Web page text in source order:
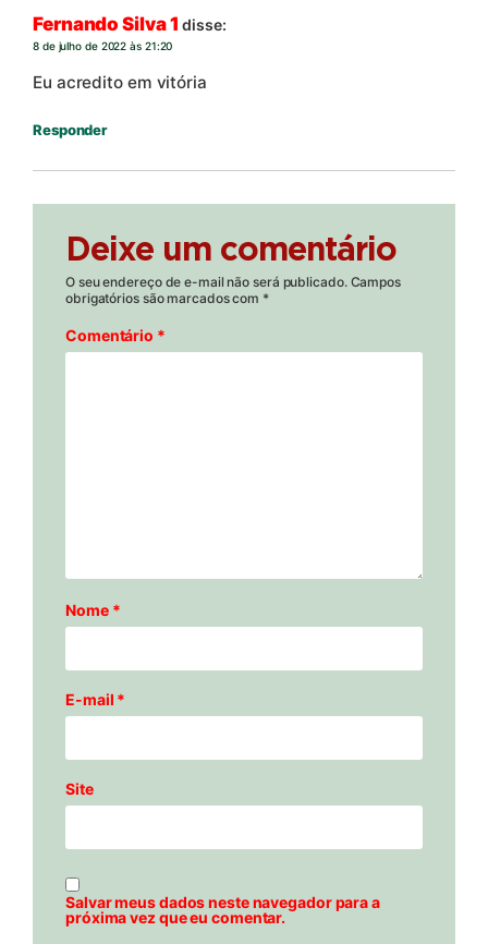
Fernando Silva 1 disse:
8 de julho de 2022 às 21:20
Eu acredito em vitória
Responder
Deixe um comentário
O seu endereço de e-mail não será publicado. Campos
obrigatórios são marcados com *
Comentário *
Nome *
E-mail *
Site
Salvar meus dados neste navegador para a
próxima vez que eu comentar.